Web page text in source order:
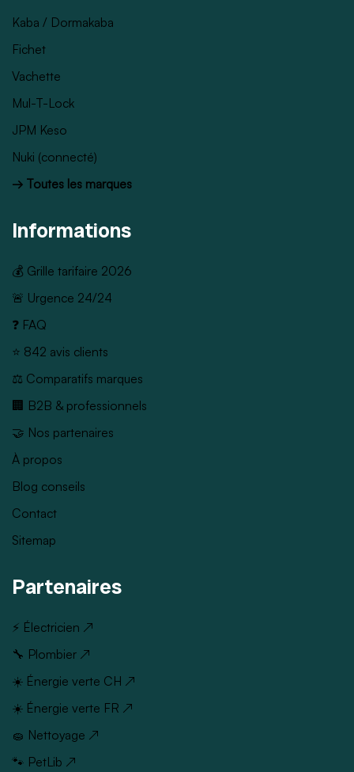
Kaba / Dormakaba
Fichet
Vachette
Mul-T-Lock
JPM Keso
Nuki (connecté)
→ Toutes les marques
Informations
💰 Grille tarifaire 2026
🚨 Urgence 24/24
❓ FAQ
⭐ 842 avis clients
⚖️ Comparatifs marques
🏢 B2B & professionnels
🤝 Nos partenaires
À propos
Blog conseils
Contact
Sitemap
Partenaires
⚡ Électricien ↗
🔧 Plombier ↗
☀️ Énergie verte CH ↗
☀️ Énergie verte FR ↗
🧽 Nettoyage ↗
🐾 PetLib ↗